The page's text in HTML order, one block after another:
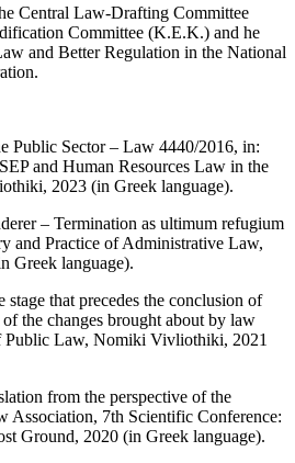
Central Law-Drafting Committee
Committee (K.E.K.) and he
and Better Regulation in the National
Public Sector – Law 4440/2016, in:
and Human Resources Law in the
2023 (in Greek language).
– Termination as ultimum refugium
and Practice of Administrative Law,
Greek language).
that precedes the conclusion of
the changes brought about by law
Public Law, Nomiki Vivliothiki, 2021
from the perspective of the
Association, 7th Scientific Conference:
Ground, 2020 (in Greek language).